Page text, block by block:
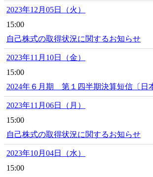
2023年12月05日（火）
15:00
自己株式の取得状況に関するお知らせ
2023年11月10日（金）
15:00
2024年６月期 第１四半期決算短信〔日
2023年11月06日（月）
15:00
自己株式の取得状況に関するお知らせ
2023年10月04日（水）
15:00